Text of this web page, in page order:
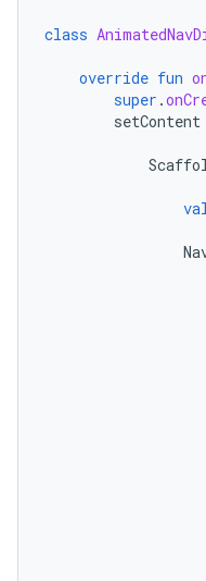
class
override fun
super .
setContent